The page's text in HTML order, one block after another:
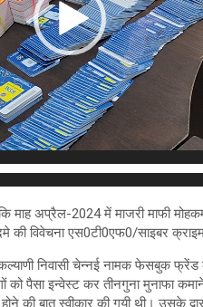
माह अप्रैल-2024 में माजरी माफी
विवेचना एस0टी0एफ0/साइबर
निवासी चेन्नई नामक फेसबुक फ्रेंड
को पैसा इन्वेस्ट कर तीनगुना मुनाफा
की बात स्वीकार की गयी थी। उसके